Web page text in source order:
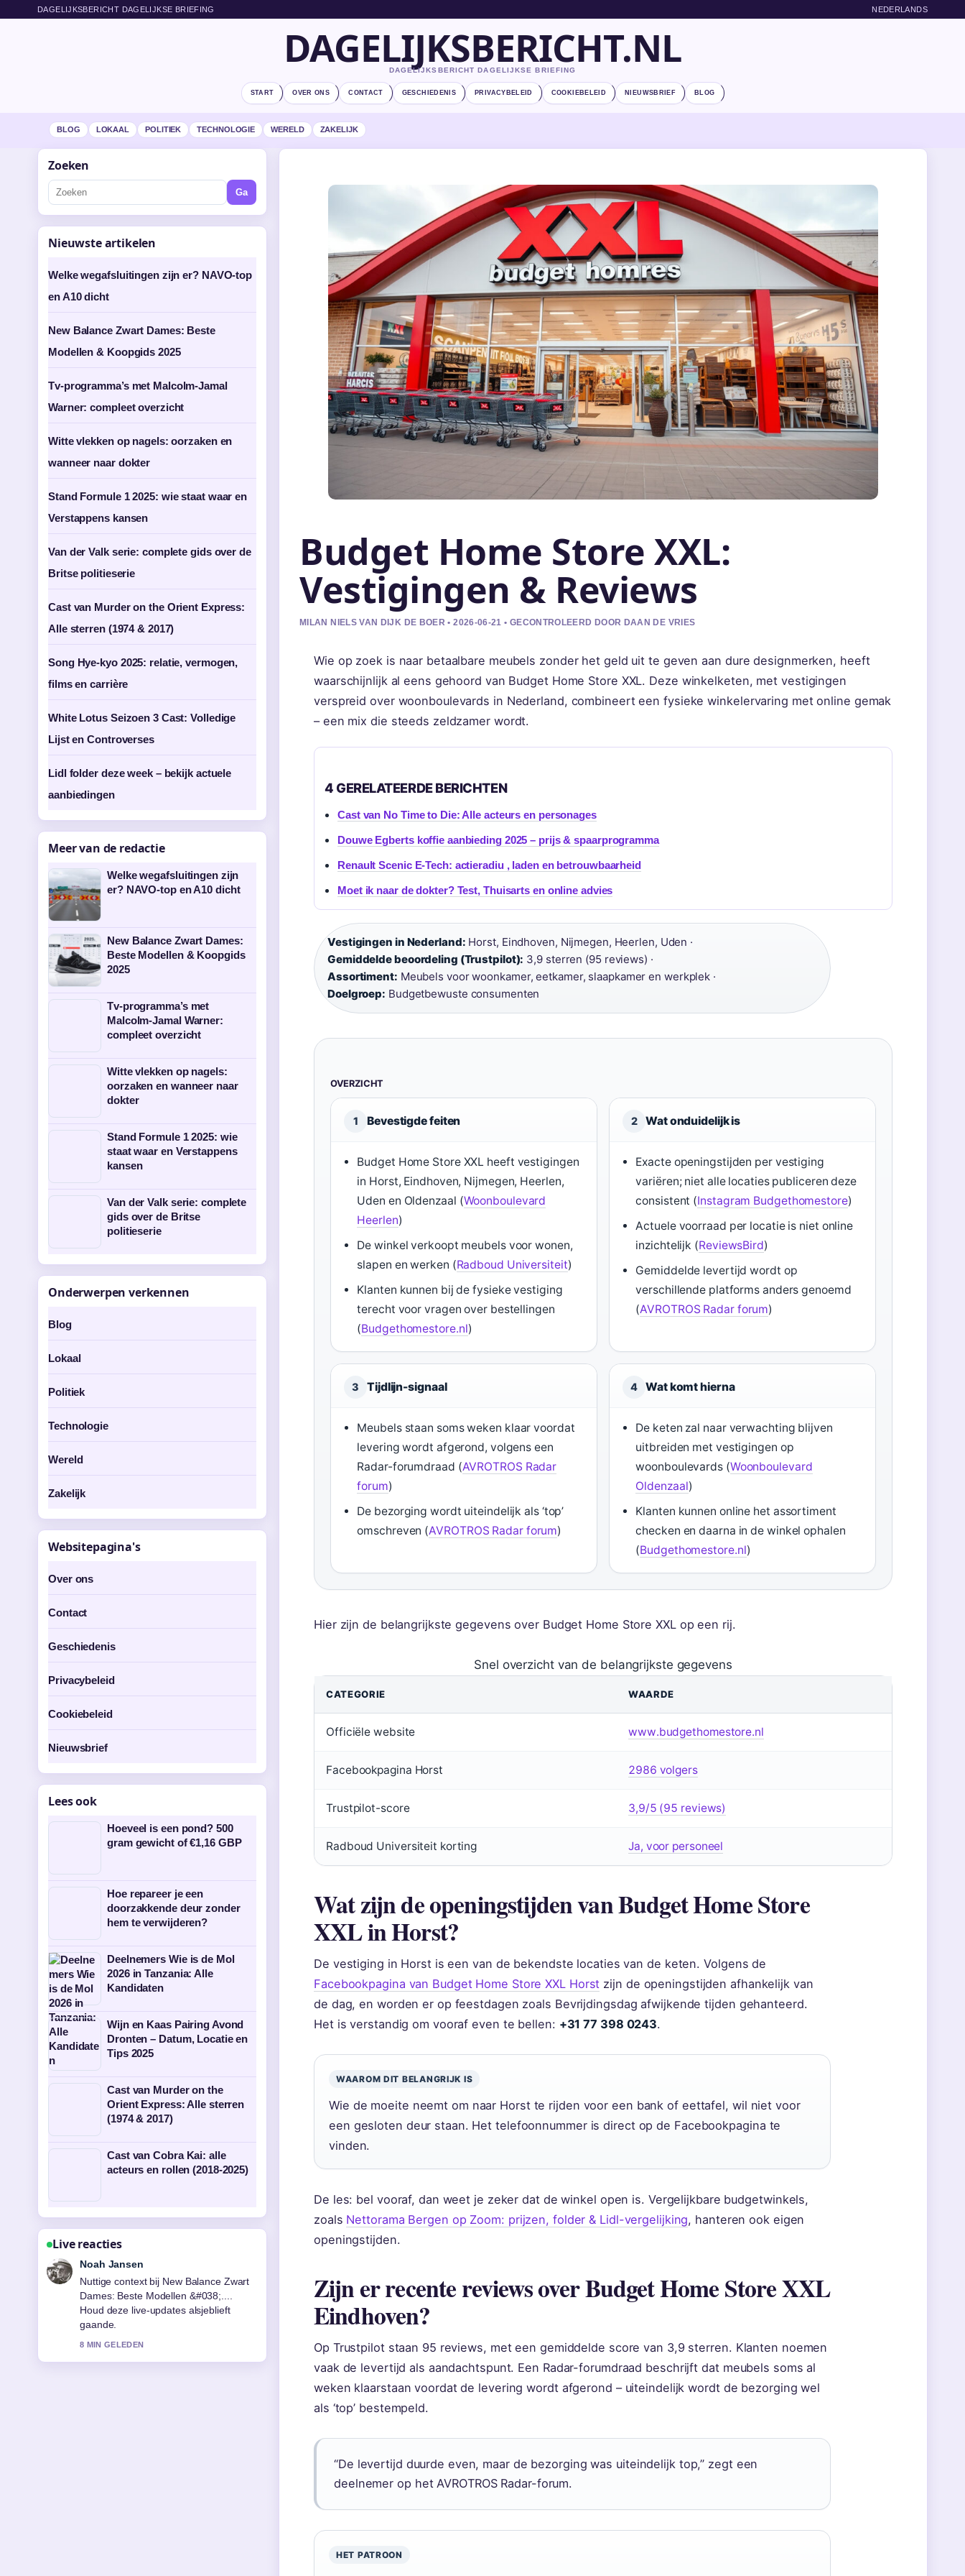
DAGELIJKSBERICHT DAGELIJKSE BRIEFING NEDERLANDS
DAGELIJKSBERICHT.NL
DAGELIJKSBERICHT DAGELIJKSE BRIEFING
START OVER ONS CONTACT GESCHIEDENIS PRIVACYBELEID COOKIEBELEID NIEUWSBRIEF BLOG
BLOG LOKAAL POLITIEK TECHNOLOGIE WERELD ZAKELIJK
Budget Home Store XXL:
Vestigingen & Reviews
MILAN NIELS VAN DIJK DE BOER • 2026-06-21 • GECONTROLEERD DOOR DAAN DE VRIES
Wie op zoek is naar betaalbare meubels zonder het geld uit te geven aan dure designmerken, heeft
waarschijnlijk al eens gehoord van Budget Home Store XXL. Deze winkelketen, met vestigingen
verspreid over woonboulevards in Nederland, combineert een fysieke winkelervaring met online gemak
– een mix die steeds zeldzamer wordt.
4 GERELATEERDE BERICHTEN
Cast van No Time to Die: Alle acteurs en personages
Douwe Egberts koffie aanbieding 2025 – prijs & spaarprogramma
Renault Scenic E-Tech: actieradiu , laden en betrouwbaarheid
Moet ik naar de dokter? Test, Thuisarts en online advies
Vestigingen in Nederland: Horst, Eindhoven, Nijmegen, Heerlen, Uden ·
Gemiddelde beoordeling (Trustpilot): 3,9 sterren (95 reviews) ·
Assortiment: Meubels voor woonkamer, eetkamer, slaapkamer en werkplek ·
Doelgroep: Budgetbewuste consumenten
OVERZICHT
1 Bevestigde feiten
Budget Home Store XXL heeft vestigingen
in Horst, Eindhoven, Nijmegen, Heerlen,
Uden en Oldenzaal (Woonboulevard
Heerlen)
De winkel verkoopt meubels voor wonen,
slapen en werken (Radboud Universiteit)
Klanten kunnen bij de fysieke vestiging
terecht voor vragen over bestellingen
(Budgethomestore.nl)
2 Wat onduidelijk is
Exacte openingstijden per vestiging
variëren; niet alle locaties publiceren deze
consistent (Instagram Budgethomestore)
Actuele voorraad per locatie is niet online
inzichtelijk (ReviewsBird)
Gemiddelde levertijd wordt op
verschillende platforms anders genoemd
(AVROTROS Radar forum)
3 Tijdlijn-signaal
Meubels staan soms weken klaar voordat
levering wordt afgerond, volgens een
Radar-forumdraad (AVROTROS Radar
forum)
De bezorging wordt uiteindelijk als ‘top’
omschreven (AVROTROS Radar forum)
4 Wat komt hierna
De keten zal naar verwachting blijven
uitbreiden met vestigingen op
woonboulevards (Woonboulevard
Oldenzaal)
Klanten kunnen online het assortiment
checken en daarna in de winkel ophalen
(Budgethomestore.nl)
Hier zijn de belangrijkste gegevens over Budget Home Store XXL op een rij.
Snel overzicht van de belangrijkste gegevens
CATEGORIE WAARDE
Officiële website www.budgethomestore.nl
Facebookpagina Horst 2986 volgers
Trustpilot-score 3,9/5 (95 reviews)
Radboud Universiteit korting Ja, voor personeel
Wat zijn de openingstijden van Budget Home Store
XXL in Horst?
De vestiging in Horst is een van de bekendste locaties van de keten. Volgens de
Facebookpagina van Budget Home Store XXL Horst zijn de openingstijden afhankelijk van
de dag, en worden er op feestdagen zoals Bevrijdingsdag afwijkende tijden gehanteerd.
Het is verstandig om vooraf even te bellen: +31 77 398 0243.
WAAROM DIT BELANGRIJK IS
Wie de moeite neemt om naar Horst te rijden voor een bank of eettafel, wil niet voor
een gesloten deur staan. Het telefoonnummer is direct op de Facebookpagina te
vinden.
De les: bel vooraf, dan weet je zeker dat de winkel open is. Vergelijkbare budgetwinkels,
zoals Nettorama Bergen op Zoom: prijzen, folder & Lidl-vergelijking, hanteren ook eigen
openingstijden.
Zijn er recente reviews over Budget Home Store XXL
Eindhoven?
Op Trustpilot staan 95 reviews, met een gemiddelde score van 3,9 sterren. Klanten noemen
vaak de levertijd als aandachtspunt. Een Radar-forumdraad beschrijft dat meubels soms al
weken klaarstaan voordat de levering wordt afgerond – uiteindelijk wordt de bezorging wel
als ‘top’ bestempeld.
“De levertijd duurde even, maar de bezorging was uiteindelijk top,” zegt een
deelnemer op het AVROTROS Radar-forum.
HET PATROON
Zoeken
Ga
Nieuwste artikelen
Welke wegafsluitingen zijn er? NAVO-top
en A10 dicht
New Balance Zwart Dames: Beste
Modellen & Koopgids 2025
Tv-programma’s met Malcolm-Jamal
Warner: compleet overzicht
Witte vlekken op nagels: oorzaken en
wanneer naar dokter
Stand Formule 1 2025: wie staat waar en
Verstappens kansen
Van der Valk serie: complete gids over de
Britse politieserie
Cast van Murder on the Orient Express:
Alle sterren (1974 & 2017)
Song Hye-kyo 2025: relatie, vermogen,
films en carrière
White Lotus Seizoen 3 Cast: Volledige
Lijst en Controverses
Lidl folder deze week – bekijk actuele
aanbiedingen
Meer van de redactie
Welke wegafsluitingen zijn
er? NAVO-top en A10 dicht
New Balance Zwart Dames:
Beste Modellen & Koopgids
2025
Tv-programma’s met
Malcolm-Jamal Warner:
compleet overzicht
Witte vlekken op nagels:
oorzaken en wanneer naar
dokter
Stand Formule 1 2025: wie
staat waar en Verstappens
kansen
Van der Valk serie: complete
gids over de Britse
politieserie
Onderwerpen verkennen
Blog
Lokaal
Politiek
Technologie
Wereld
Zakelijk
Websitepagina's
Over ons
Contact
Geschiedenis
Privacybeleid
Cookiebeleid
Nieuwsbrief
Lees ook
Hoeveel is een pond? 500
gram gewicht of €1,16 GBP
Hoe repareer je een
doorzakkende deur zonder
hem te verwijderen?
Deelnemers Wie is de Mol
2026 in Tanzania: Alle
Kandidaten
Wijn en Kaas Pairing Avond
Dronten – Datum, Locatie en
Tips 2025
Cast van Murder on the
Orient Express: Alle sterren
(1974 & 2017)
Cast van Cobra Kai: alle
acteurs en rollen (2018-2025)
Live reacties
Noah Jansen
Nuttige context bij New Balance Zwart
Dames: Beste Modellen &#038;....
Houd deze live-updates alsjeblieft
gaande.
8 MIN GELEDEN